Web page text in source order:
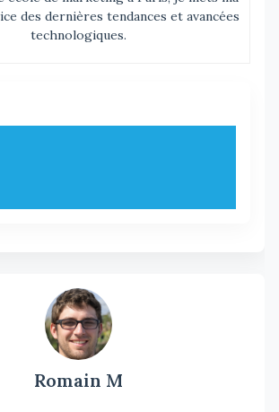
des dernières tendances et avancées
technologiques.
Romain M